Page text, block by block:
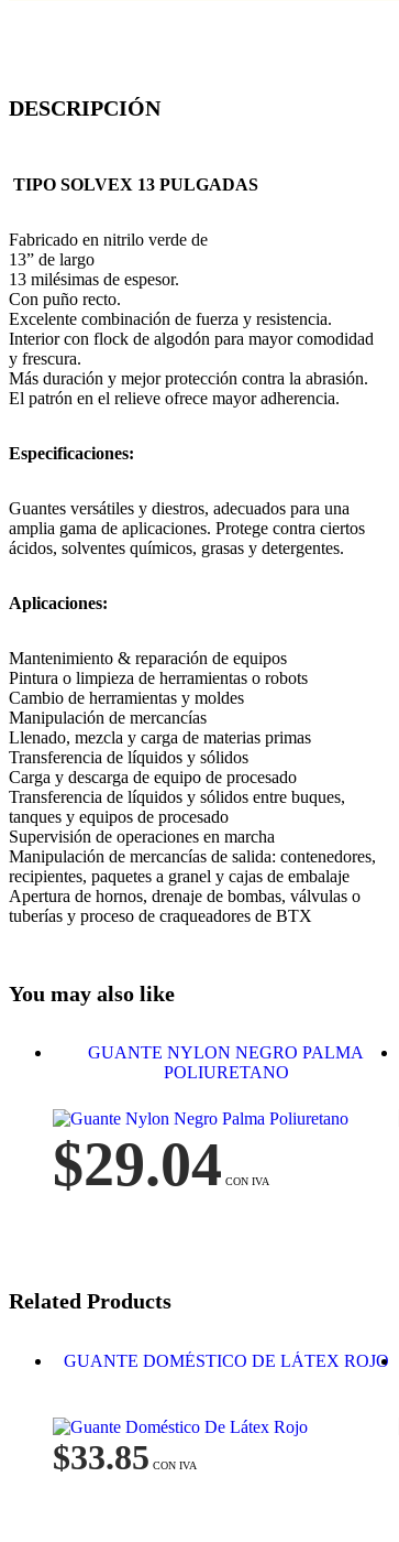
DESCRIPCIÓN
TIPO SOLVEX 13 PULGADAS
Fabricado en nitrilo verde de
13” de largo
13 milésimas de espesor.
Con puño recto.
Excelente combinación de fuerza y resistencia.
Interior con flock de algodón para mayor comodidad
y frescura.
Más duración y mejor protección contra la abrasión.
El patrón en el relieve ofrece mayor adherencia.
Especificaciones:
Guantes versátiles y diestros, adecuados para una
amplia gama de aplicaciones. Protege contra ciertos
ácidos, solventes químicos, grasas y detergentes.
Aplicaciones:
Mantenimiento & reparación de equipos
Pintura o limpieza de herramientas o robots
Cambio de herramientas y moldes
Manipulación de mercancías
Llenado, mezcla y carga de materias primas
Transferencia de líquidos y sólidos
Carga y descarga de equipo de procesado
Transferencia de líquidos y sólidos entre buques,
tanques y equipos de procesado
Supervisión de operaciones en marcha
Manipulación de mercancías de salida: contenedores,
recipientes, paquetes a granel y cajas de embalaje
Apertura de hornos, drenaje de bombas, válvulas o
tuberías y proceso de craqueadores de BTX
You may also like
GUANTE NYLON NEGRO PALMA
POLIURETANO
$29.04
Related Products
GUANTE DOMÉSTICO DE LÁTEX ROJO
$33.85